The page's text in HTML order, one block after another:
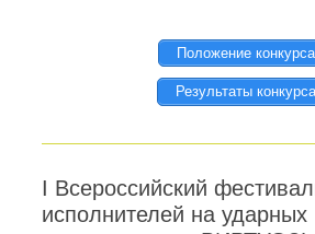
Положение конкурса
Результаты конкурса
I Всероссийский
исполнителей на ударных